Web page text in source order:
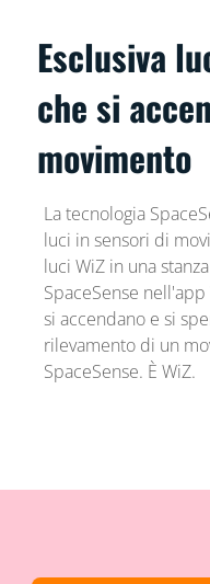
Esclusiva
che si
movimento
La tecnologia
luci in sensori di
luci WiZ in una
SpaceSense
si accendano e si
rilevamento di un
SpaceSense. È WiZ.